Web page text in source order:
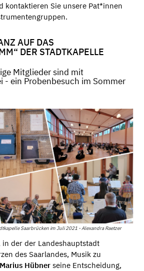
kontaktieren Sie unsere Pat*innen
AUF DAS „
DER STADTKAPELLE
Mitglieder sind mit
- ein Probenbesuch im Sommer
Saarbrücken im Juli 2021 - Alexandra Raetzer
in der der Landeshauptstadt
des Saarlandes, Musik zu
Marius Hübner seine Entscheidung,